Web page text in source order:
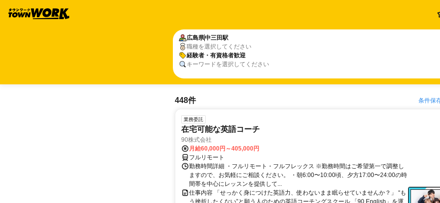
広島県中三田駅
職種を選択してください
経験者・有資格者歓迎
キーワードを選択してください
448件 条件保
業務委託
在宅可能な英語コーチ
90株式会社
月給60,000円～405,000円
フルリモート
勤務時間詳細 ・フルリモート・フルフレックス ※勤務時間はご希望第一で調整し
ますので、お気軽にご相談ください。 ・朝6:00〜10:00頃、夕方17:00〜24:00の時
間帯を中心にレッスンを提供して...
仕事内容 「せっかく身につけた英語力、使わないまま眠らせていませんか？」 “も
う挫折したくない”と願う人のための英語コーチングスクール 「90 English」を運